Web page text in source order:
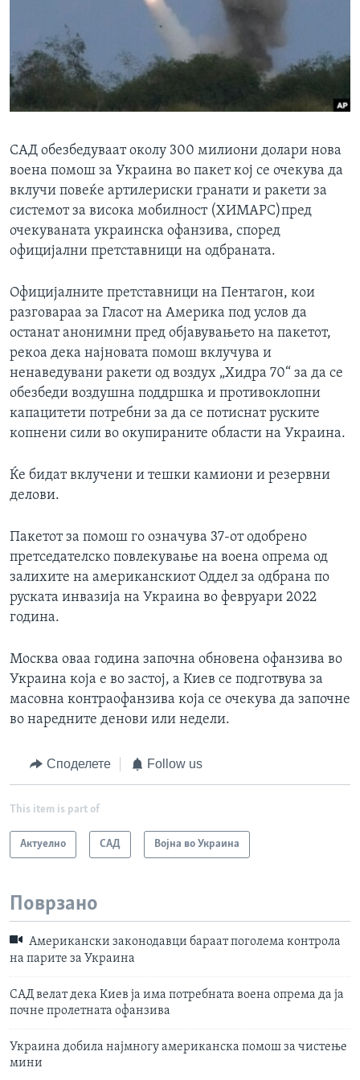
Јазици
САД обезбедуваат околу 300 милиони долари нова
воена помош за Украина во пакет кој се очекува да
вклучи повеќе артилериски гранати и ракети за
системот за висока мобилност (ХИМАРС)пред
очекуваната украинска офанзива, според
официјални претставници на одбраната.
Официјалните претставници на Пентагон, кои
разговараа за Гласот на Америка под услов да
останат анонимни пред објавувањето на пакетот,
рекоа дека најновата помош вклучува и
ненаведувани ракети од воздух „Хидра 70“ за да се
обезбеди воздушна поддршка и противоклопни
капацитети потребни за да се потиснат руските
копнени сили во окупираните области на Украина.
Ќе бидат вклучени и тешки камиони и резервни
делови.
Пакетот за помош го означува 37-от одобрено
претседателско повлекување на воена опрема од
залихите на американскиот Оддел за одбрана по
руската инвазија на Украина во февруари 2022
година.
Москва оваа година започна обновена офанзива во
Украина која е во застој, а Киев се подготвува за
масовна контраофанзива која се очекува да започне
во наредните денови или недели.
Споделете Follow us
This item is part of
Актуелно САД Војна во Украина
Поврзано
Американски законодавци бараат поголема контрола
на парите за Украина
САД велат дека Киев ја има потребната воена опрема да ја
почне пролетната офанзива
Украина добила најмногу американска помош за чистење
мини